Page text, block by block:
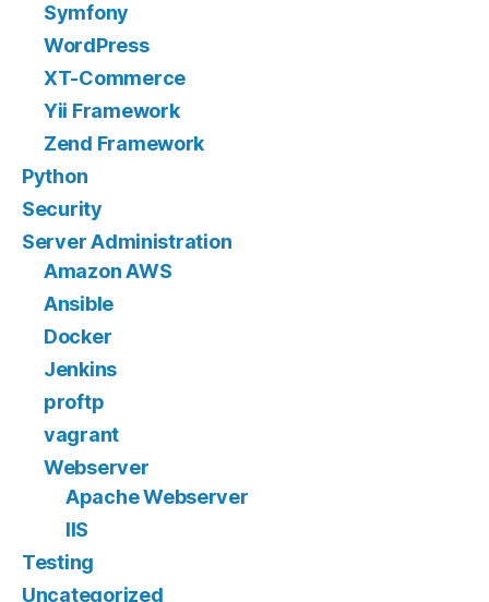
Symfony
WordPress
XT-Commerce
Yii Framework
Zend Framework
Python
Security
Server Administration
Amazon AWS
Ansible
Docker
Jenkins
proftp
vagrant
Webserver
Apache Webserver
IIS
Testing
Uncategorized